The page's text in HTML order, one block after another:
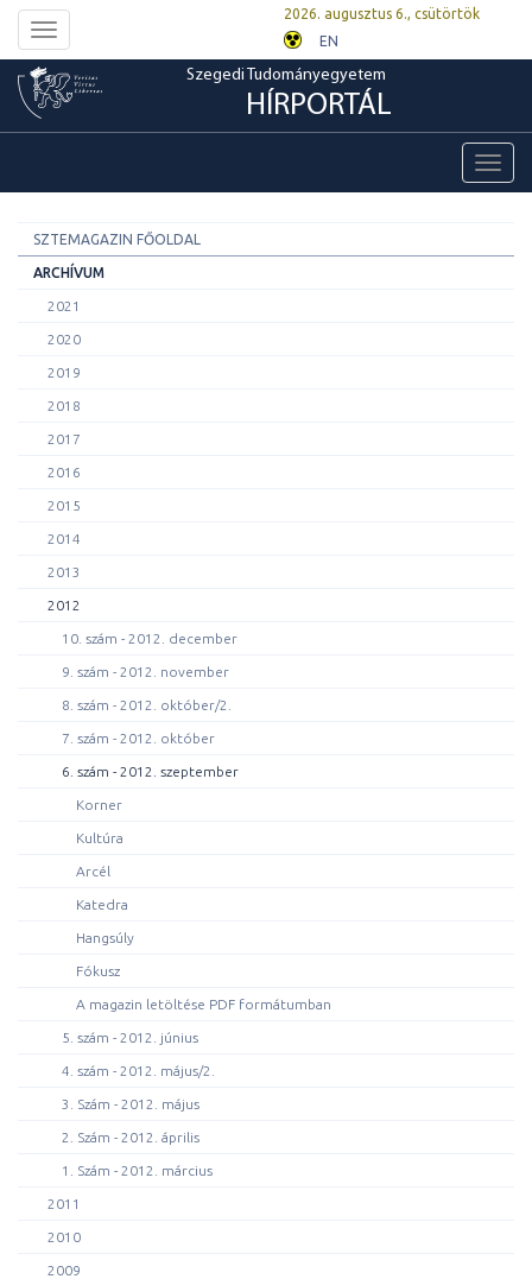
Toggle
navigation
2026. augusztus 6., csütörtök
EN
Szegedi Tudományegyetem
HÍRPORTÁL
SZTEMAGAZIN FŐOLDAL
ARCHÍVUM
2021
2020
2019
2018
2017
2016
2015
2014
2013
2012
10. szám - 2012. december
9. szám - 2012. november
8. szám - 2012. október/2.
7. szám - 2012. október
6. szám - 2012. szeptember
Korner
Kultúra
Arcél
Katedra
Hangsúly
Fókusz
A magazin letöltése PDF formátumban
5. szám - 2012. június
4. szám - 2012. május/2.
3. Szám - 2012. május
2. Szám - 2012. április
1. Szám - 2012. március
2011
2010
2009